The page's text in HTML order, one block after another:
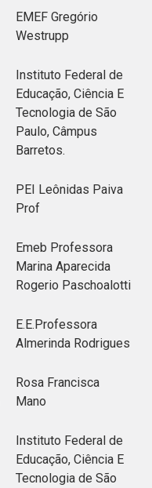
EMEF Gregório
Westrupp
Instituto Federal de
Educação, Ciência E
Tecnologia de São
Paulo, Câmpus
Barretos.
PEI Leônidas Paiva
Prof
Emeb Professora
Marina Aparecida
Rogerio Paschoalotti
E.E.Professora
Almerinda Rodrigues
Rosa Francisca
Mano
Instituto Federal de
Educação, Ciência E
Tecnologia de São